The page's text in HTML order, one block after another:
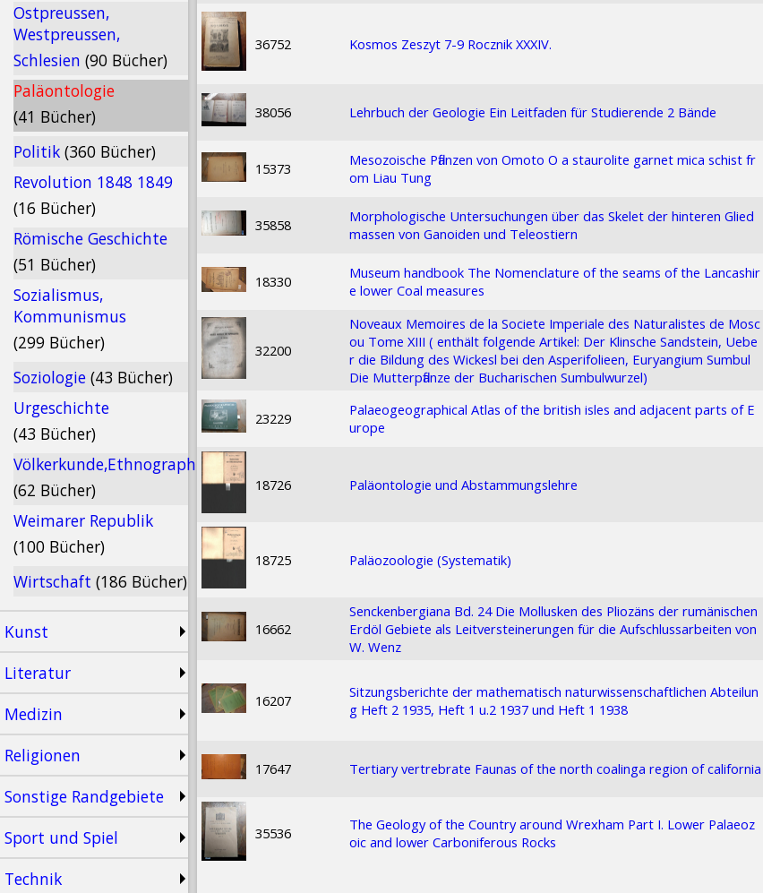
Ostpreussen,
Westpreussen,
Schlesien (90 Bücher)
Paläontologie
(41 Bücher)
Politik (360 Bücher)
Revolution 1848 1849
(16 Bücher)
Römische Geschichte
(51 Bücher)
Sozialismus,
Kommunismus
(299 Bücher)
Soziologie (43 Bücher)
Urgeschichte
(43 Bücher)
Völkerkunde,Ethnographie
(62 Bücher)
Weimarer Republik
(100 Bücher)
Wirtschaft (186 Bücher)
Kunst
Literatur
Medizin
Religionen
Sonstige Randgebiete
Sport und Spiel
Technik
36752 Kosmos Zeszyt 7-9 Rocznik XXXIV.
38056 Lehrbuch der Geologie Ein Leitfaden für Studierende 2 Bände
15373
Mesozoische Pflanzen von Omoto O a staurolite garnet mica schist fr
om Liau Tung
35858
Morphologische Untersuchungen über das Skelet der hinteren Glied
massen von Ganoiden und Teleostiern
18330
Museum handbook The Nomenclature of the seams of the Lancashir
e lower Coal measures
32200
Noveaux Memoires de la Societe Imperiale des Naturalistes de Mosc
ou Tome XIII ( enthält folgende Artikel: Der Klinsche Sandstein, Uebe
r die Bildung des Wickesl bei den Asperifolieen, Euryangium Sumbul
Die Mutterpflanze der Bucharischen Sumbulwurzel)
23229
Palaeogeographical Atlas of the british isles and adjacent parts of E
urope
18726 Paläontologie und Abstammungslehre
18725 Paläozoologie (Systematik)
16662
Senckenbergiana Bd. 24 Die Mollusken des Pliozäns der rumänischen
Erdöl Gebiete als Leitversteinerungen für die Aufschlussarbeiten von
W. Wenz
16207
Sitzungsberichte der mathematisch naturwissenschaftlichen Abteilun
g Heft 2 1935, Heft 1 u.2 1937 und Heft 1 1938
17647 Tertiary vertrebrate Faunas of the north coalinga region of california
35536
The Geology of the Country around Wrexham Part I. Lower Palaeoz
oic and lower Carboniferous Rocks